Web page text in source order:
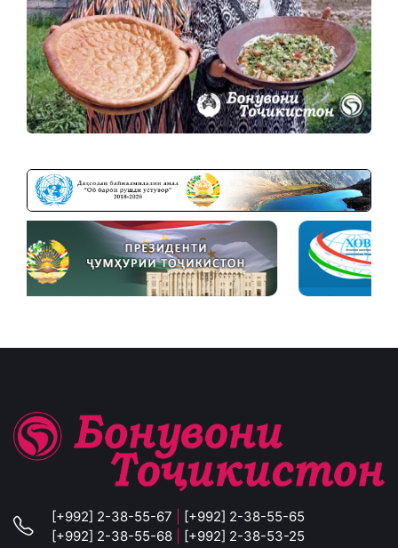
[+992] 2-38-55-67
[+992] 2-38-55-65
[+992] 2-38-55-68
[+992] 2-38-53-25